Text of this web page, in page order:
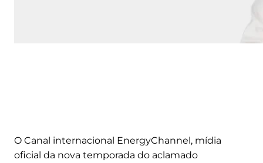
O Canal internacional EnergyChannel, mídia
oficial da nova temporada do aclamado